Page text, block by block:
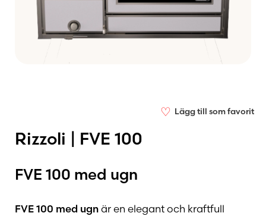
♡ Lägg till som favorit
Rizzoli | FVE 100
FVE 100 med ugn
FVE 100 med ugnär en elegant och kraftfull